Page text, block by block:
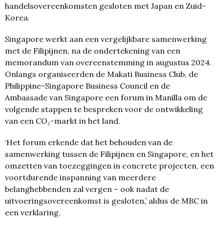
handelsovereenkomsten gesloten met Japan en Zuid-
Korea.
Singapore werkt aan een vergelijkbare samenwerking
met de Filipijnen, na de ondertekening van een
memorandum van overeenstemming in augustus 2024.
Onlangs organiseerden de Makati Business Club, de
Philippine-Singapore Business Council en de
Ambassade van Singapore een forum in Manilla om de
volgende stappen te bespreken voor de ontwikkeling
van een CO₂-markt in het land.
‘Het forum erkende dat het behouden van de
samenwerking tussen de Filipijnen en Singapore, en het
omzetten van toezeggingen in concrete projecten, een
voortdurende inspanning van meerdere
belanghebbenden zal vergen – ook nadat de
uitvoerings­overeenkomst is gesloten,’ aldus de MBC in
een verklaring.